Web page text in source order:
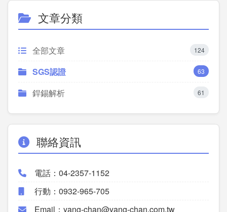
文章分類
全部文章 124
SGS認證 63
銲錫解析 61
聯絡資訊
電話：04-2357-1152
行動：0932-965-705
Email：yang-chan@yang-chan.com.tw